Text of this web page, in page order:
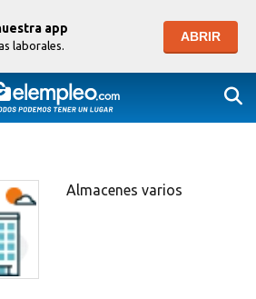
app
laborales.
ABRIR
Almacenes varios